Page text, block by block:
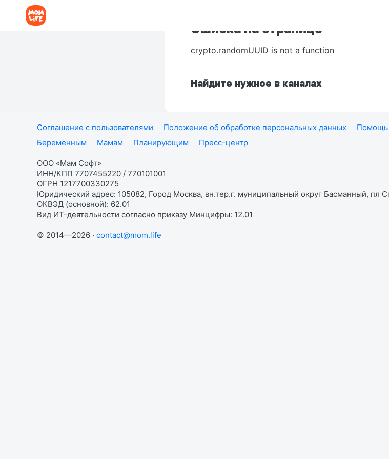
Ошибка на странице
crypto.randomUUID is not a function
Найдите нужное в каналах
Соглашение с пользователями Положение об обработке персональных данных Помощь
Беременным
Мамам Планирующим Пресс-центр
ООО «Мам Софт»
ИНН/КПП 7707455220 / 770101001
ОГРН 1217700330275
Юридический адрес: 105082, Город Москва, вн.тер.г. муниципальный округ Басманный, пл
ОКВЭД (основной): 62.01
Вид ИТ-деятельности согласно приказу Минцифры: 12.01
© 2014—2026 · contact@mom.life